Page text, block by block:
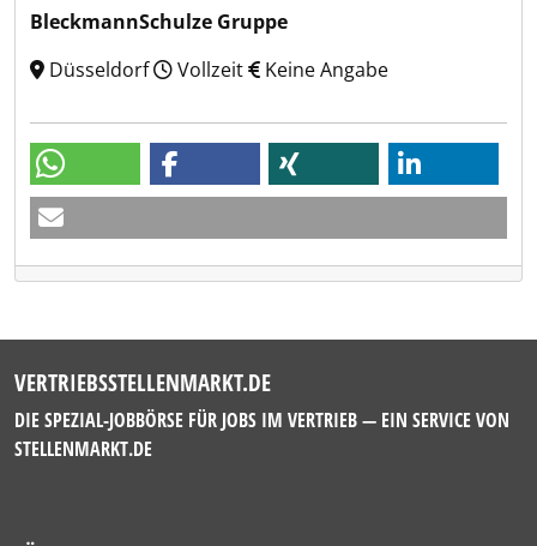
BleckmannSchulze Gruppe
Düsseldorf
Vollzeit Keine Angabe
VERTRIEBSSTELLENMARKT.DE
DIE SPEZIAL-JOBBÖRSE FÜR JOBS IM VERTRIEB — EIN SERVICE VON
STELLENMARKT.DE